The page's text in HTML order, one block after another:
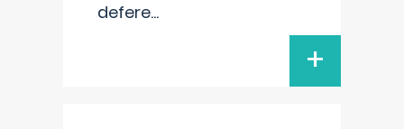
defere...
+